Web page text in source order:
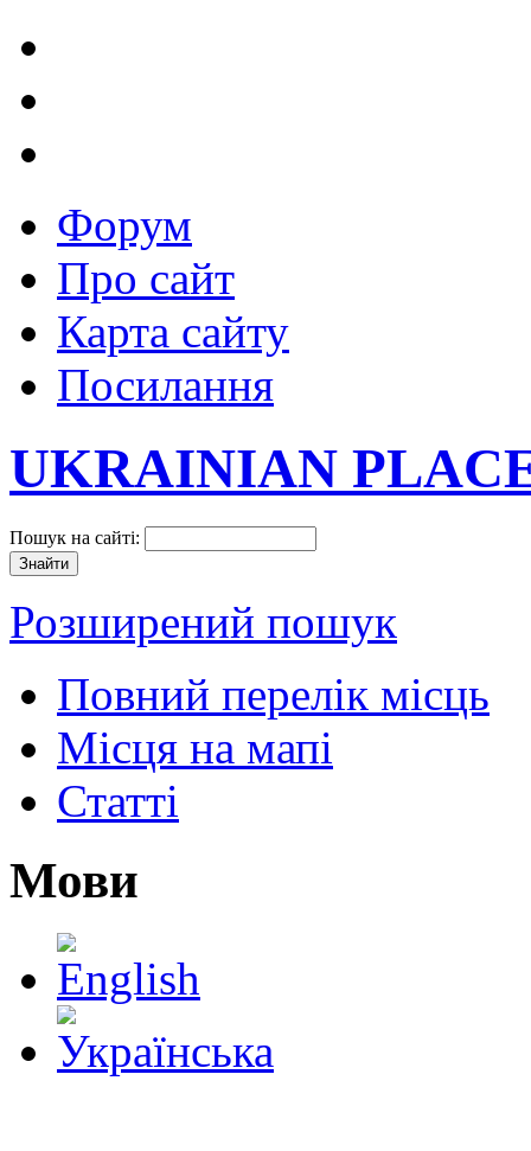
Форум
Про сайт
Карта сайту
Посилання
UKRAINIAN
Пошук на сайті:
Розширений пошук
Повний перелік місць
Місця на мапі
Статті
Мови